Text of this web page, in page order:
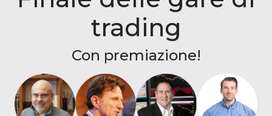
trading
Con premiazione!